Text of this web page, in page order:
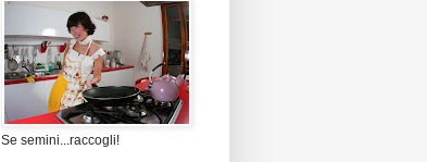
Se semini...raccogli!